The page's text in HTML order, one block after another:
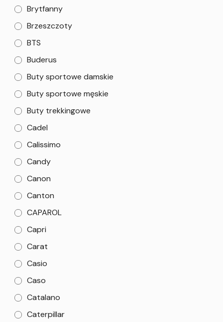
Brytfanny
Brzeszczoty
BTS
Buderus
Buty sportowe damskie
Buty sportowe męskie
Buty trekkingowe
Cadel
Calissimo
Candy
Canon
Canton
CAPAROL
Capri
Carat
Casio
Caso
Catalano
Caterpillar